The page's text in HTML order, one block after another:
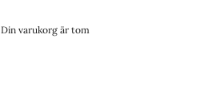
Din varukorg är tom